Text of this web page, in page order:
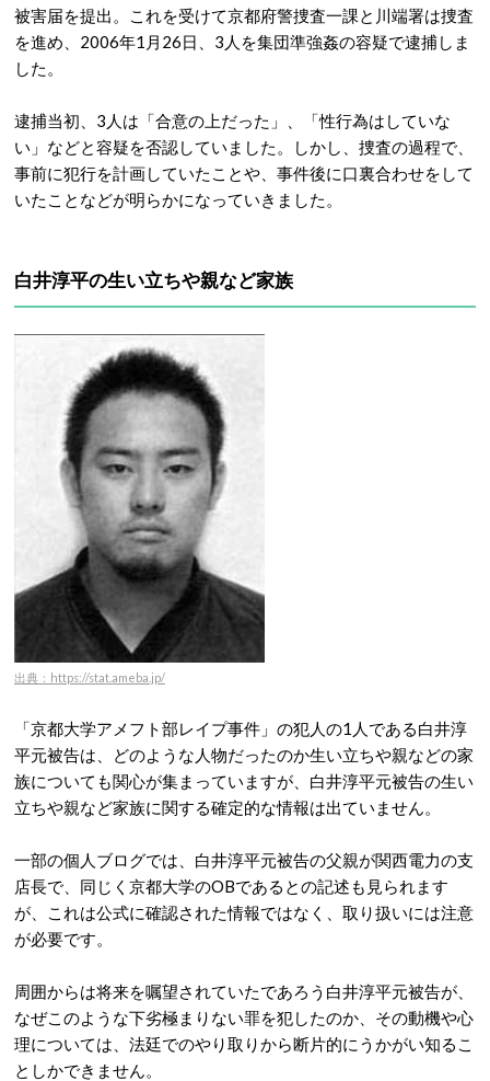
被害届を提出。
これを受けて京都府警捜査一課と川端署は捜査
を進め、2006年1月26日、3人を集団準強姦の容疑で逮捕しま
した。
逮捕当初、3人は「合意の上だった」、「性行為はしていな
い」などと容疑を否認していました。
しかし、捜査の過程で、
事前に犯行を計画していたことや、事件後に口裏合わせをして
いたことなどが明らかになっていきました。
白井淳平の生い立ちや親など家族
出典：https://stat.ameba.jp/
「京都大学アメフト部レイプ事件」の犯人の1人である白井淳
平元被告は、どのような人物だったのか生い立ちや親などの家
族についても関心が集まっていますが、白井淳平元被告の生い
立ちや親など家族に関する確定的な情報は出ていません。
一部の個人ブログでは、白井淳平元被告の父親が関西電力の支
店長で、同じく京都大学のOBであるとの記述も見られます
が、これは公式に確認された情報ではなく、取り扱いには注意
が必要です。
周囲からは将来を嘱望されていたであろう白井淳平元被告が、
なぜこのような下劣極まりない罪を犯したのか、その動機や心
理については、法廷でのやり取りから断片的にうかがい知るこ
としかできません。